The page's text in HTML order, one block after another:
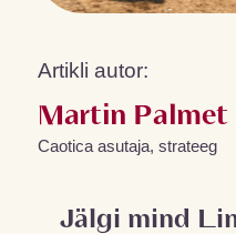
Artikli autor:
Martin Palmet
Caotica asutaja, strateeg
Jälgi mind